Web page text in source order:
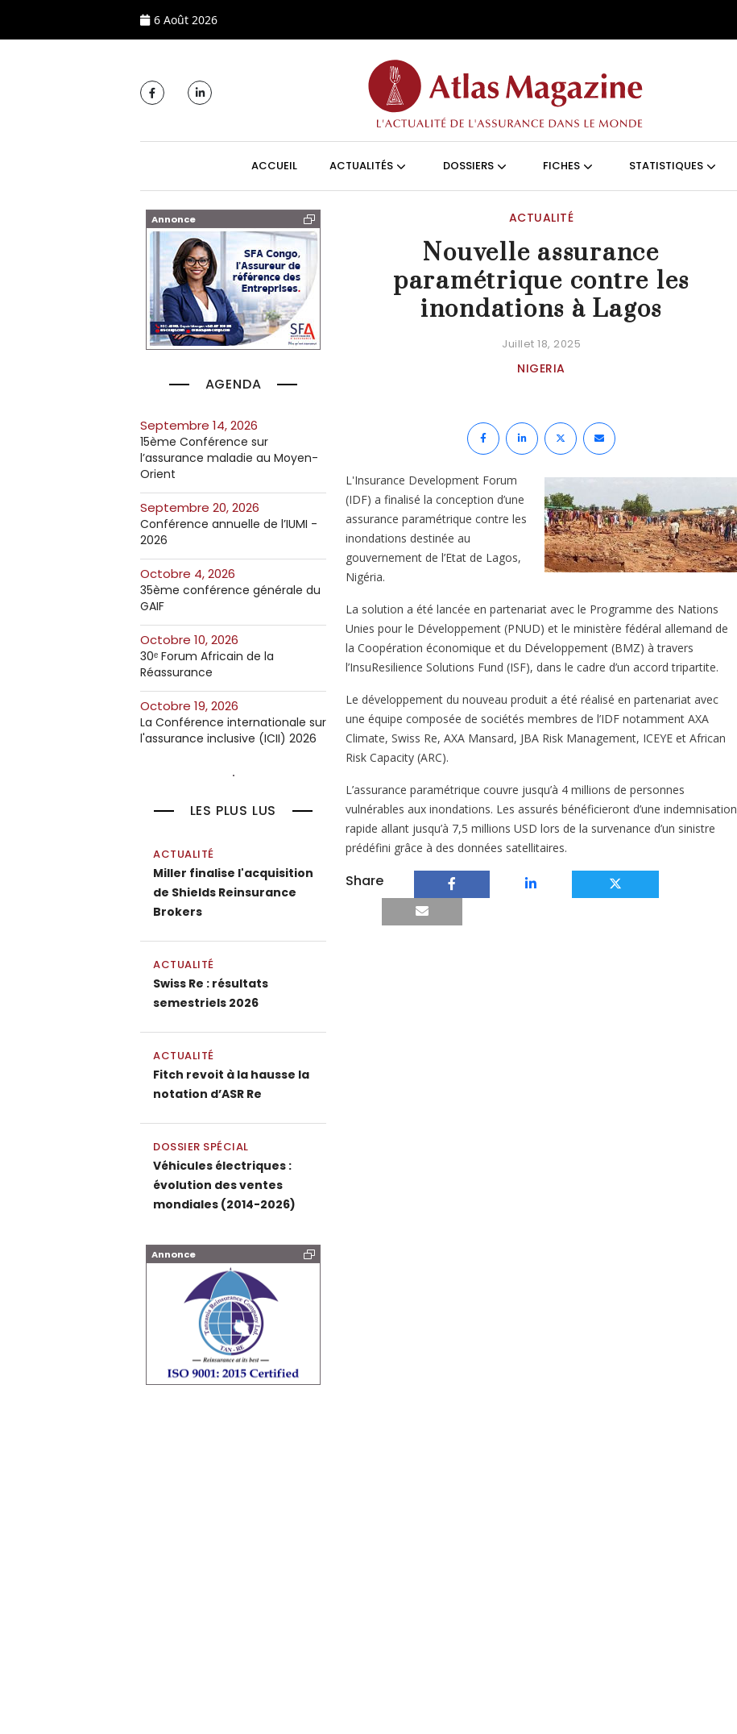
6 Août 2026
ACCUEIL ACTUALITÉS DOSSIERS FICHES STATISTIQUES
Annonce
AGENDA
septembre 14, 2026
15ème Conférence sur
l’assurance maladie au Moyen-
Orient
septembre 20, 2026
Conférence annuelle de l’IUMI -
2026
octobre 4, 2026
35ème conférence générale du
GAIF
octobre 10, 2026
30ᵉ Forum Africain de la
Réassurance
octobre 19, 2026
La Conférence internationale sur
l'assurance inclusive (ICII) 2026
LES PLUS LUS
ACTUALITÉ
Miller finalise l'acquisition
de Shields Reinsurance
Brokers
ACTUALITÉ
Swiss Re : résultats
semestriels 2026
ACTUALITÉ
Fitch revoit à la hausse la
notation d’ASR Re
DOSSIER SPÉCIAL
Véhicules électriques :
évolution des ventes
mondiales (2014-2026)
Annonce
ACTUALITÉ
Nouvelle assurance
paramétrique contre les
inondations à Lagos
Juillet 18, 2025
NIGERIA
L'Insurance Development Forum
(IDF) a finalisé la conception d’une
assurance paramétrique contre les
inondations destinée au
gouvernement de l’Etat de Lagos,
Nigéria.
La solution a été lancée en partenariat avec le Programme des Nations
Unies pour le Développement (PNUD) et le ministère fédéral allemand de
la Coopération économique et du Développement (BMZ) à travers
l’InsuResilience Solutions Fund (ISF), dans le cadre d’un accord tripartite.
Le développement du nouveau produit a été réalisé en partenariat avec
une équipe composée de sociétés membres de l’IDF notamment AXA
Climate, Swiss Re, AXA Mansard, JBA Risk Management, ICEYE et African
Risk Capacity (ARC).
L’assurance paramétrique couvre jusqu’à 4 millions de personnes
vulnérables aux inondations. Les assurés bénéficieront d’une indemnisation
rapide allant jusqu’à 7,5 millions USD lors de la survenance d’un sinistre
prédéfini grâce à des données satellitaires.
Share